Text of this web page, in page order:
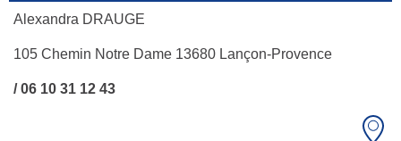
Alexandra DRAUGE
105 Chemin Notre Dame 13680 Lançon-Provence
/ 06 10 31 12 43